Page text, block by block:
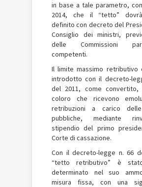
in base a tale parametro,
2014, che il “tetto”
definito con decreto del
Consiglio dei ministri,
delle Commissioni
competenti.
Il limite massimo retributivo
introdotto con il decreto-
del 2011, come
coloro che ricevono
retribuzioni a carico
pubbliche, mediante
stipendio del primo
Corte di cassazione.
Con il decreto-legge n. 66
“tetto retributivo” è
determinato nel suo
misura fissa, con una